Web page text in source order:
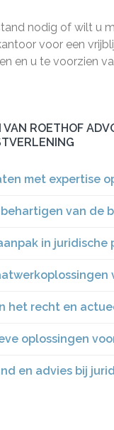
nodig of wilt u
voor een
en u te voorzien
ROETHOF
met expertise
van de
in juridische
het recht en
oplossingen
en advies bij